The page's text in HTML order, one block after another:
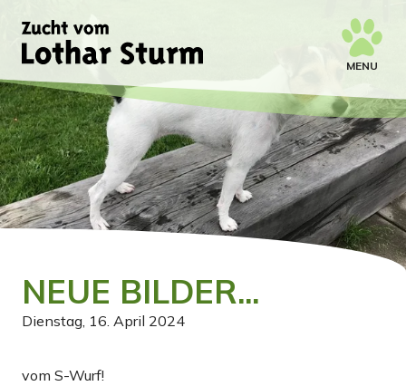
MENU
NEUE BILDER...
Dienstag, 16. April 2024
vom S-Wurf!